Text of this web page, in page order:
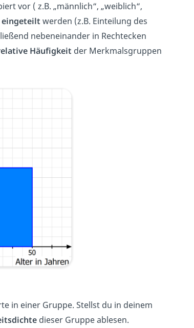
vor ( z.B. „männlich“, „weiblich“,
werden (z.B. Einteilung des
nebeneinander in Rechtecken
Häufigkeit der Merkmalsgruppen
in einer Gruppe. Stellst du in deinem
dieser Gruppe ablesen.